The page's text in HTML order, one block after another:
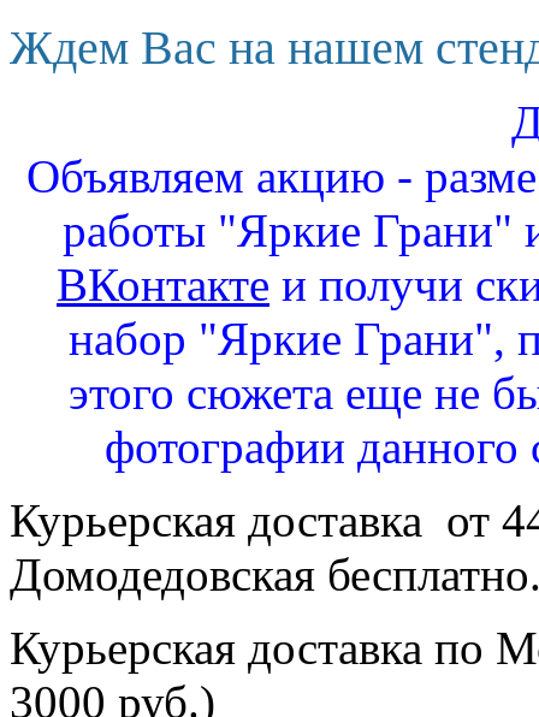
Ждем Вас на нашем
Объявляем акцию -
работы "Яркие Грани"
ВКонтакте и получи
набор "Яркие Грани",
этого сюжета еще не
фотографии
Курьерская доставка от
Домодедовская
Курьерская доставка по
3000 руб.)